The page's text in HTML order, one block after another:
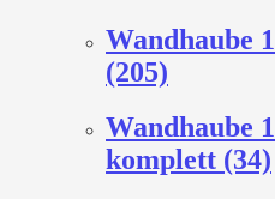
Wandhaube
(205)
Wandhaube
komplett (34)